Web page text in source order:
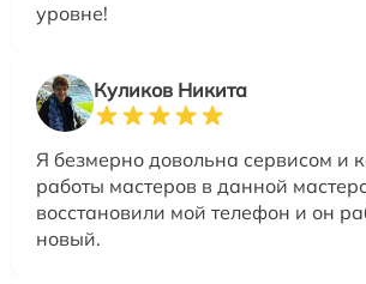
уровне!
Куликов Никита
Я безмерно довольна сервисом и
работы мастеров в данной
восстановили мой телефон и он
новый.